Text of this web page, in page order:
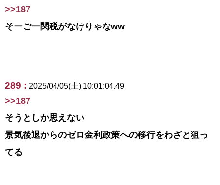
>>187
そーごー関税がなけりゃなww
289 : 2025/04/05(土) 10:01:04.49
>>187
そうとしか思えない
景気後退からのゼロ金利政策への移行をわざと狙っ
てる